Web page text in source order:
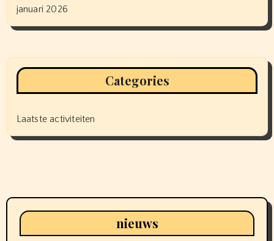
januari 2026
Categories
Laatste activiteiten
nieuws